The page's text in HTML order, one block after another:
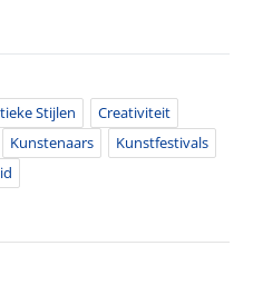
Stijlen
Creativiteit
Kunstenaars
Kunstfestivals